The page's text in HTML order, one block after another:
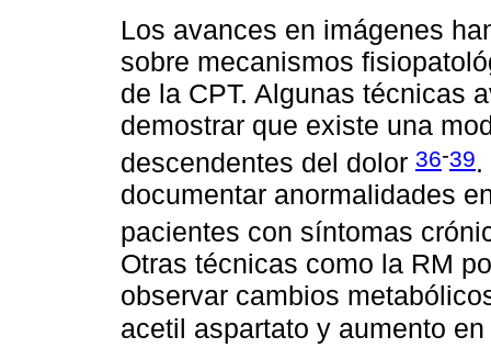
Los avances en imágenes
sobre mecanismos
de la CPT. Algunas técnicas
demostrar que existe una
descendentes del dolor 36-39.
documentar anormalidades
pacientes con síntomas
Otras técnicas como la RM
observar cambios
acetil aspartato y aumento